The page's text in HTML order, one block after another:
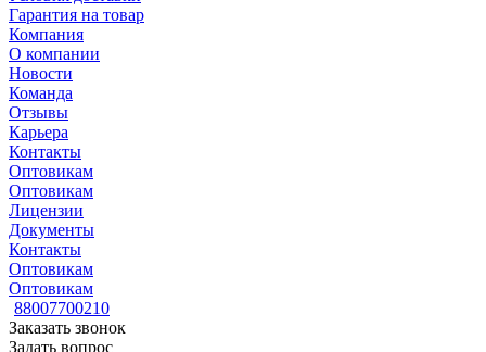
Гарантия на товар
Компания
О компании
Новости
Команда
Отзывы
Карьера
Контакты
Оптовикам
Оптовикам
Лицензии
Документы
Контакты
Оптовикам
Оптовикам
88007700210
Заказать звонок
Задать вопрос